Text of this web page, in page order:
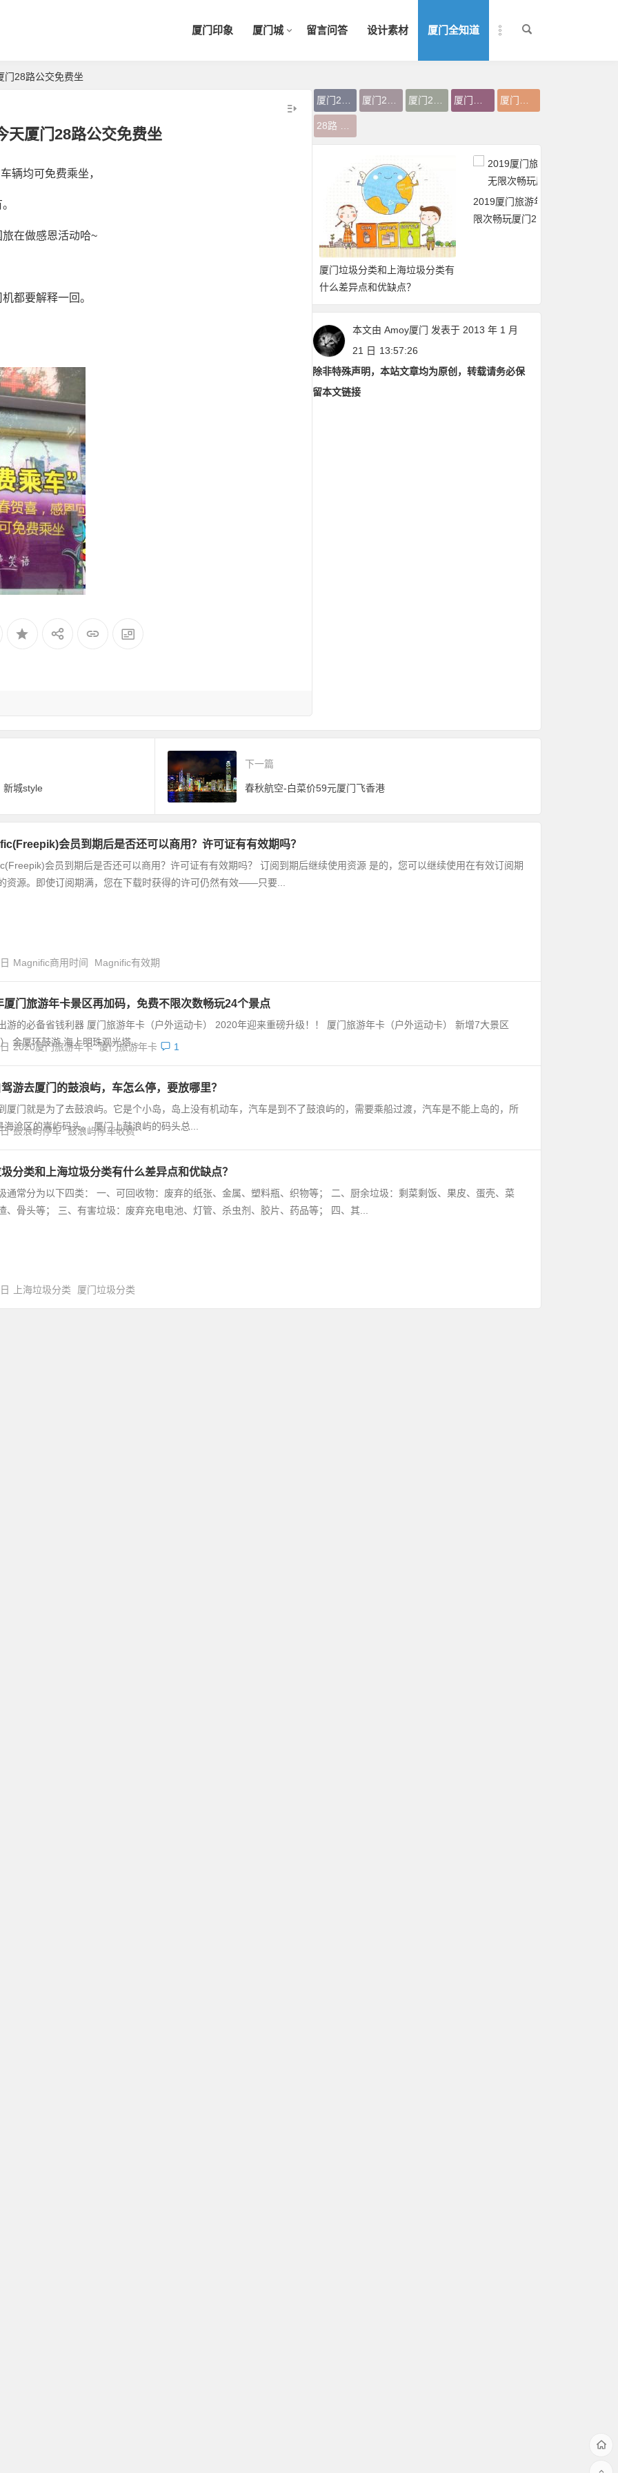
厦门印象 厦门城 留言问答 设计素材 厦门全知道
门28路公交免费坐
天厦门28路公交免费坐
辆均可免费乘坐，
在做感恩活动哈~
都要解释一回。
码，免费不限次数畅玩24个景点
厦门垃圾分类和上海垃圾分类有
什么差异点和优缺点？
2019厦门旅游年卡：免费、无
限次畅玩厦门21大景区
本文由 Amoy厦门 发表于 2013 年 1 月
21 日 13:57:26
除非特殊声明，本站文章均为原创，转载请务必保
留本文链接
新城style
下一篇
春秋航空-白菜价59元厦门飞香港
会员到期后是否还可以商用？许可证有有效期吗？
会员到期后是否还可以商用？许可证有有效期吗？ 订阅到期后继续使用资源 是的，您可以继续使用在有效订阅期
资源。即使订阅期满，您在下载时获得的许可仍然有效——只要...
Magnific商用时间 Magnific有效期
厦门旅游年卡景区再加码，免费不限次数畅玩24个景点
游的必备省钱利器 厦门旅游年卡（户外运动卡） 2020年迎来重磅升级！！ 厦门旅游年卡（户外运动卡） 新增7大景区
金厦环鼓游 海上明珠观光塔...
2020厦门旅游年卡 厦门旅游年卡 1
游去厦门的鼓浪屿，车怎么停，要放哪里？
厦门就是为了去鼓浪屿。它是个小岛，岛上没有机动车，汽车是到不了鼓浪屿的，需要乘船过渡，汽车是不能上岛的，所
沧区的嵩屿码头。 厦门上鼓浪屿的码头总...
鼓浪屿停车 鼓浪屿停车收费
分类和上海垃圾分类有什么差异点和优缺点？
通常分为以下四类： 一、可回收物：废弃的纸张、金属、塑料瓶、织物等； 二、厨余垃圾：剩菜剩饭、果皮、蛋壳、菜
、骨头等； 三、有害垃圾：废弃充电电池、灯管、杀虫剂、胶片、药品等； 四、其...
上海垃圾分类 厦门垃圾分类